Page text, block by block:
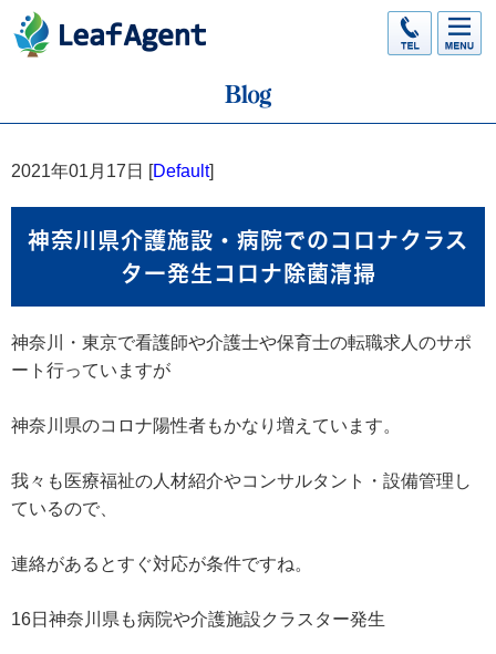
2021年01月17日 [Default]
神奈川県介護施設・病院でのコロナクラス
ター発生コロナ除菌清掃
神奈川・東京で看護師や介護士や保育士の転職求人のサポ
ート行っていますが
神奈川県のコロナ陽性者もかなり増えています。
我々も医療福祉の人材紹介やコンサルタント・設備管理し
ているので、
連絡があるとすぐ対応が条件ですね。
16日神奈川県も病院や介護施設クラスター発生